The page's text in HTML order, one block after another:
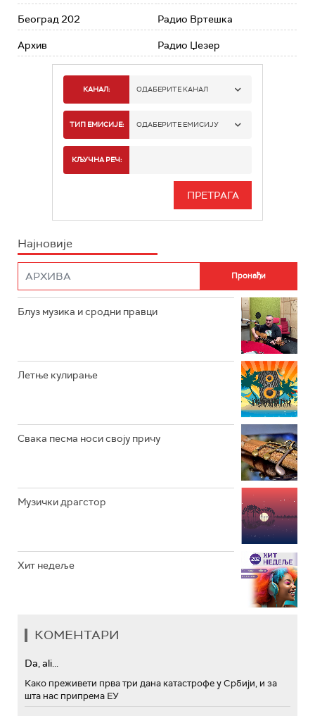
Београд 202
Архив
Радио Вртешка
Радио Џезер
КАНАЛ: ОДАБЕРИТЕ КАНАЛ
РАДИО БЕОГРАД 1
РАДИО БЕОГРАД 3
РАДИО РОКЕНРОЛЕР
РАДИО ЏЕЗЕР
ТИП ЕМИСИЈЕ: ОДАБЕРИТЕ ЕМИСИЈУ
ИНФО
КЉУЧНА РЕЧ:
Најновије
Блуз музика и сродни правци
Летње кулирање
Свака песма носи своју причу
Музички драгстор
Хит недеље
КОМЕНТАРИ
Da, ali...
Како преживети прва три дана катастрофе у Србији, и за
шта нас припрема ЕУ